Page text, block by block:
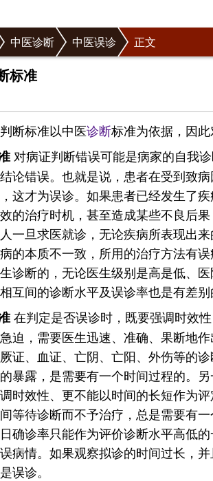
中医诊断 中医误诊 正文
标准
断标准以中医诊断标准为依据，因
对病证判断错误可能是病家的自我
论错误。也就是说，患者在受到致
这才为误诊。如果患者已经发生了
的治疗时机，甚至造成某些不良后
一旦求医就诊，无论疾病所表现出
的本质不一致，所用的治疗方法有
诊断的，无论医生级别是高是低、
互间的诊断水平及误诊率也是有差
在判定是否误诊时，既要强调时效
迫，需要医生迅速、准确、果断地
证、血证、亡阴、亡阳、外伤等的
暴露，是需要有一个时间过程的。
时效性、更不能以时间的长短作为
等待诊断而不予治疗，总是需要有
确诊率只能作为评价诊断水平高低
病情。如果观察拟诊的时间过长，
误诊。